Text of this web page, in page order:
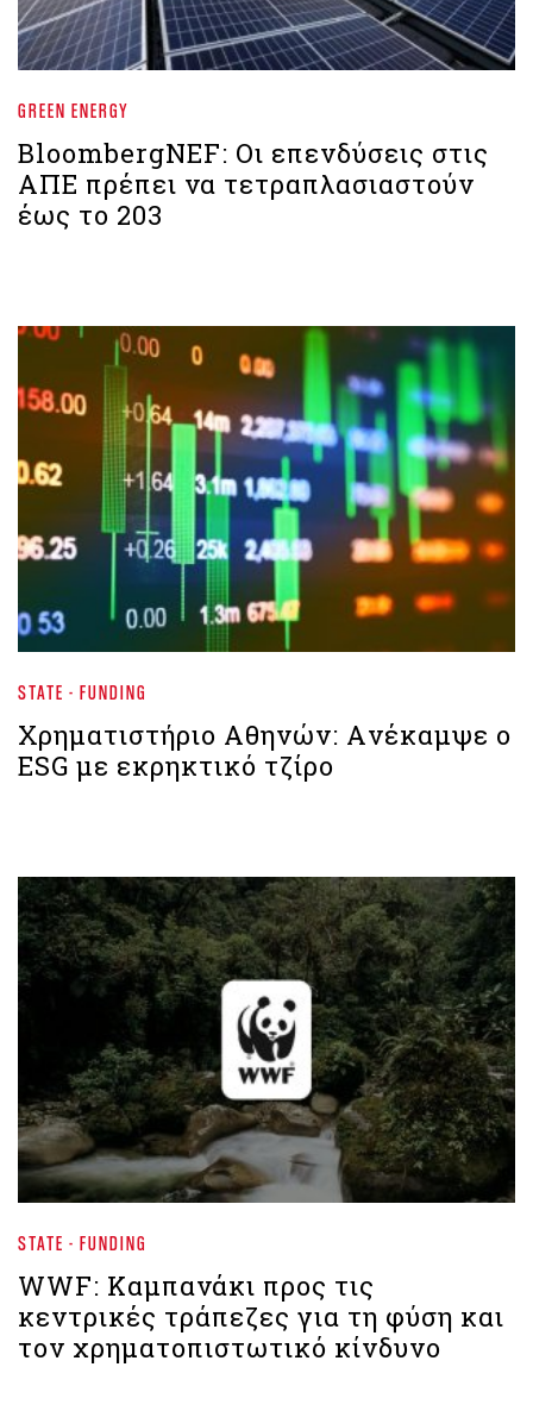
GREEN ENERGY
BloombergNEF: Οι επενδύσεις στις
ΑΠΕ πρέπει να τετραπλασιαστούν
έως το 203
STATE - FUNDING
Χρηματιστήριο Αθηνών: Aνέκαμψε ο
ESG με εκρηκτικό τζίρο
STATE - FUNDING
WWF: Καμπανάκι προς τις
κεντρικές τράπεζες για τη φύση και
τον χρηματοπιστωτικό κίνδυνο